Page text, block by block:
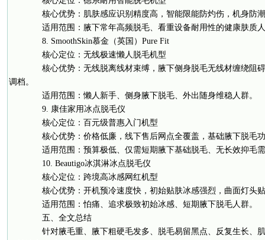
核心优势：肌肤感应识别精度高，智能限能防灼伤，机身防
适用范围：腋下常年高频脱毛、看重设备耐用性的健康肤质
8. SmoothSkin慕金（英国）Pure Fit
核心定位：无线极速懒人脱毛机型
核心优势：无线脱离线材束缚，腋下侧身脱毛无线材缠绕阻
调档。
适用范围：懒人新手、侧身腋下脱毛、外出随身维稳人群。
9. 康佳家用冰点脱毛仪
核心定位：百元级普惠入门机型
核心优势：价格低廉，线下售后网点全覆盖，基础腋下脱毛
适用范围：预算极低、仅需短期腋下基础脱毛、无长效抑毛
10. Beautigo冰淇淋冰点脱毛仪
核心定位：跨境高冰感网红机型
核心优势：开机预冷速度快，初始贴肤冰感强烈，曲面灯头
适用范围：怕痛、追求极致初始冰感、短期腋下脱毛人群。
五、全文总结
针对腋毛重、腋下粗硬毛发多、脱毛易留黑点、反复生长、